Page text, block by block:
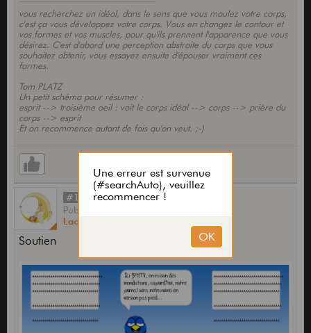
vous recherchez un idéal, dans le sens que vous moulez votre corps,
c'est ça vous développez votre corps. Vous en changez le contour et
vos formes et vos muscles, pour qu'ils prennent l'apparence que vous
désirez. C'est d'abord une perception abstraite du corps que vous
souhaitez obtenir, vous essayez ensuite d'épouser vraiment ces
formes.
Tom PLATZ
Un petit schéma pour résumer :
esprit --> troisième oeil : voit le corps idéal --> corps --> prière du
corps --> esprit
Et on recommence autant de fois qu'on veut. ;-)
#15170
Publié
Lao
Soutien